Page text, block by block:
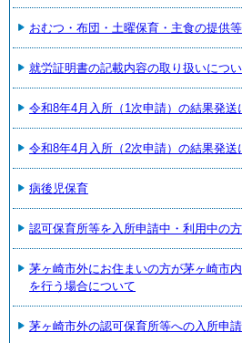
おむつ・布団・土曜保育・主食の提供
就労証明書の記載内容の取り扱いにつ
令和8年4月入所（1次申請）の結果発送
令和8年4月入所（2次申請）の結果発送
病後児保育
認可保育所等を入所申請中・利用中の
茅ヶ崎市外にお住まいの方が茅ヶ崎市
を行う場合について
茅ヶ崎市外の認可保育所等への入所申